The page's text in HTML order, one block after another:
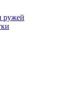
ружей